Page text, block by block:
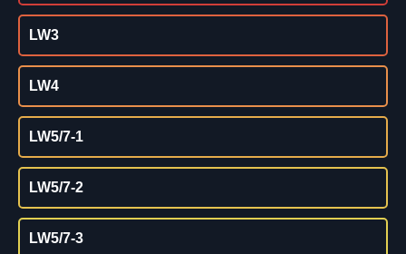
LW3
LW4
LW5/7-1
LW5/7-2
LW5/7-3